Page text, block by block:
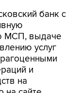
банк с
МСП, выдаче
услуг
и
на